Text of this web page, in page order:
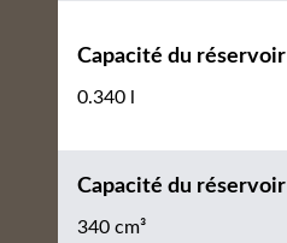
Capacité du réservoir
0.340 l
Capacité du réservoir
340 cm³